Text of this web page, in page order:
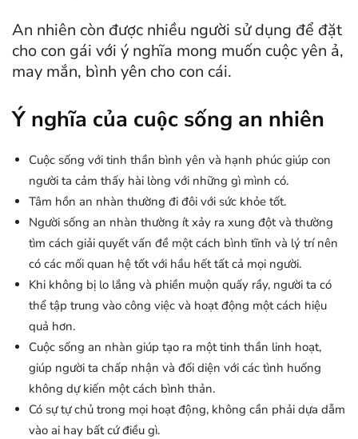
An nhiên còn được nhiều người sử dụng để đặt
cho con gái với ý nghĩa mong muốn cuộc yên ả,
may mắn, bình yên cho con cái.
Ý nghĩa của cuộc sống an nhiên
Cuộc sống với tinh thần bình yên và hạnh phúc giúp con
người ta cảm thấy hài lòng với những gì mình có.
Tâm hồn an nhàn thường đi đôi với sức khỏe tốt.
Người sống an nhàn thường ít xảy ra xung đột và thường
tìm cách giải quyết vấn đề một cách bình tĩnh và lý trí nên
có các mối quan hệ tốt với hầu hết tất cả mọi người.
Khi không bị lo lắng và phiền muộn quấy rầy, người ta có
thể tập trung vào công việc và hoạt động một cách hiệu
quả hơn.
Cuộc sống an nhàn giúp tạo ra một tinh thần linh hoạt,
giúp người ta chấp nhận và đối diện với các tình huống
không dự kiến một cách bình thản.
Có sự tự chủ trong mọi hoạt động, không cần phải dựa dẫm
vào ai hay bất cứ điều gì.